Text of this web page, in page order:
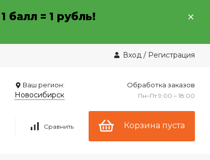
1 балл = 1 рубль!
Вход / Регистрация
Ваш регион:
Новосибирск
Обработка заказов
Пн–Пт 9:00 – 18:00
Сравнить Корзина пуста